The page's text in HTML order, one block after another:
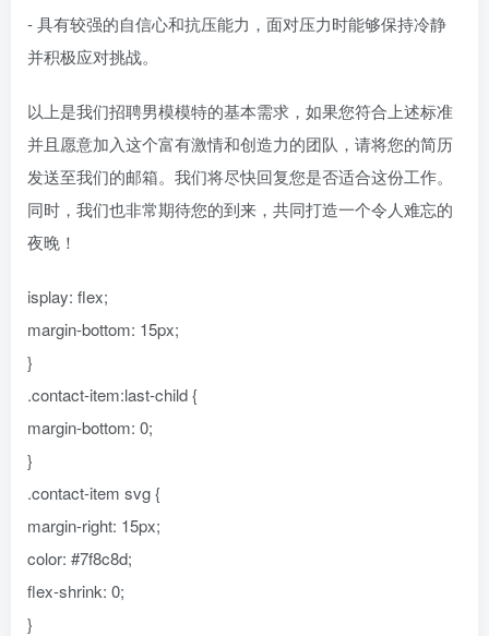
- 具有较强的自信心和抗压能力，面对压力时能够保持冷静
并积极应对挑战。
以上是我们招聘男模模特的基本需求，如果您符合上述标准
并且愿意加入这个富有激情和创造力的团队，请将您的简历
发送至我们的邮箱。我们将尽快回复您是否适合这份工作。
同时，我们也非常期待您的到来，共同打造一个令人难忘的
夜晚！
isplay: flex;
margin-bottom: 15px;
}
.contact-item:last-child {
margin-bottom: 0;
}
.contact-item svg {
margin-right: 15px;
color: #7f8c8d;
flex-shrink: 0;
}